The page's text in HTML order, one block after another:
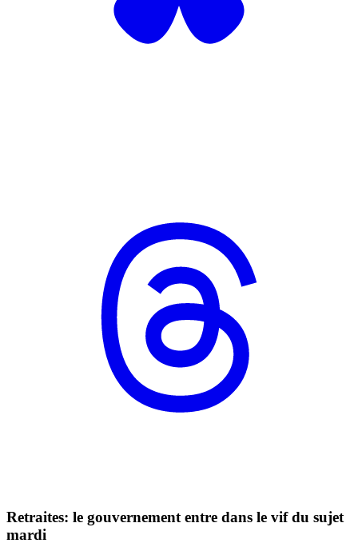
Retraites: le gouvernement entre dans le vif du sujet
mardi